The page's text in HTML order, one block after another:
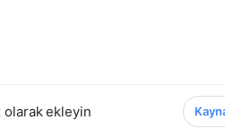
olarak ekleyin